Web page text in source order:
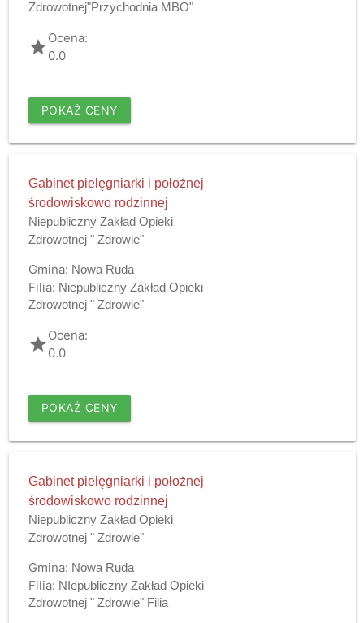
Zdrowotnej"Przychodnia MBO"
gradeOcena:
0.0
POKAŻ CENY
Gabinet pielęgniarki i położnej
środowiskowo rodzinnej
Niepubliczny Zakład Opieki
Zdrowotnej " Zdrowie"
Gmina: Nowa Ruda
Filia: Niepubliczny Zakład Opieki
Zdrowotnej " Zdrowie"
gradeOcena:
0.0
POKAŻ CENY
Gabinet pielęgniarki i położnej
środowiskowo rodzinnej
Niepubliczny Zakład Opieki
Zdrowotnej " Zdrowie"
Gmina: Nowa Ruda
Filia: NIepubliczny Zakład Opieki
Zdrowotnej " Zdrowie" Filia